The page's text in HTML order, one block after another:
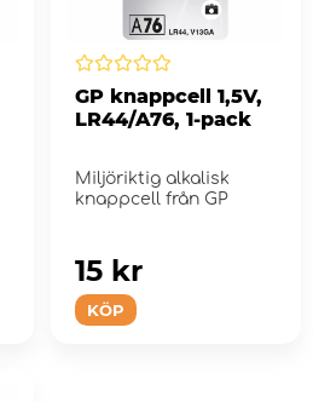
GP knappcell 1,5V,
LR44/A76, 1-pack
Miljöriktig alkalisk
knappcell från GP
KÖP
15 kr